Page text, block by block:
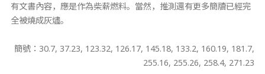
有文書內容，應是作為柴薪燃料。當然，推測還有更多簡牘已經完
全被燒成灰燼。
簡號：30.7, 37.23, 123.32, 126.17, 145.18, 133.2, 160.19, 181.7,
255.16, 255.26, 258.4, 271.23